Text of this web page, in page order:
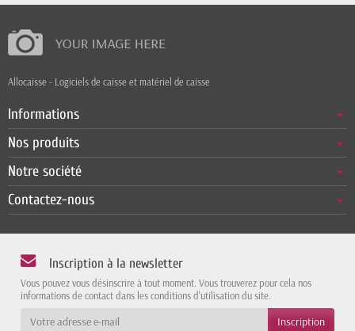
Allocaisse - Logiciels de caisse et matériel de caisse
Informations
Nos produits
Notre société
Contactez-nous
Inscription à la newsletter
Vous pouvez vous désinscrire à tout moment. Vous trouverez pour cela nos
informations de contact dans les conditions d'utilisation du site.